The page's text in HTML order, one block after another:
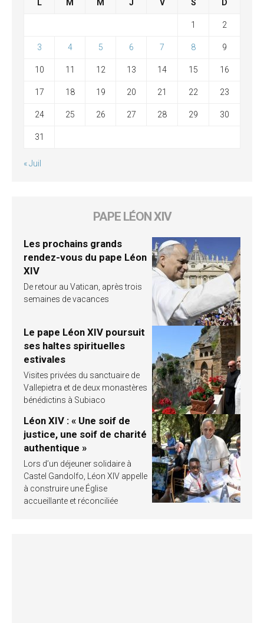
L M M J V S D
1 2
3 4 5 6 7 8 9
10 11 12 13 14 15 16
17 18 19 20 21 22 23
24 25 26 27 28 29 30
31
« Juil
PAPE LÉON XIV
Les prochains grands
rendez-vous du pape Léon
XIV
De retour au Vatican, après trois
semaines de vacances
Le pape Léon XIV poursuit
ses haltes spirituelles
estivales
Visites privées du sanctuaire de
Vallepietra et de deux monastères
bénédictins à Subiaco
Léon XIV : « Une soif de
justice, une soif de charité
authentique »
Lors d’un déjeuner solidaire à
Castel Gandolfo, Léon XIV appelle
à construire une Église
accueillante et réconciliée